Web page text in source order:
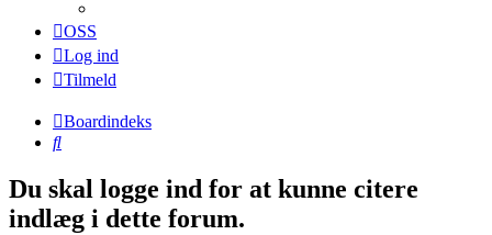
OSS
Log ind
Tilmeld
Boardindeks
Søg
Du skal logge ind for at kunne citere
indlæg i dette forum.